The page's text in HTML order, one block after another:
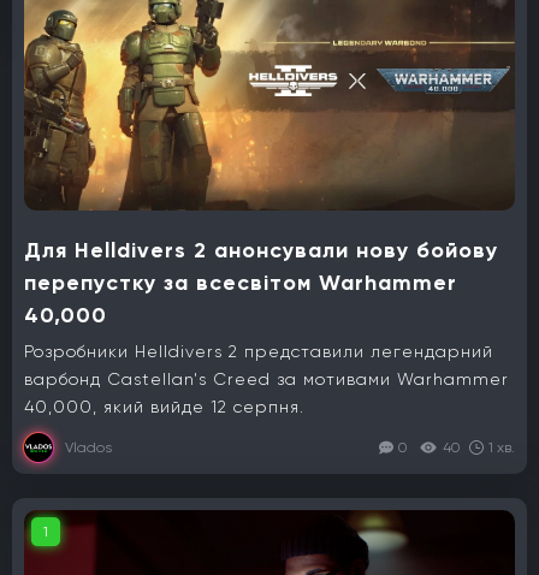
Для Helldivers 2 анонсували нову бойову
перепустку за всесвітом Warhammer
40,000
Розробники Helldivers 2 представили легендарний
варбонд Castellan's Creed за мотивами Warhammer
40,000, який вийде 12 серпня.
Vlados 0 40 1 хв.
1